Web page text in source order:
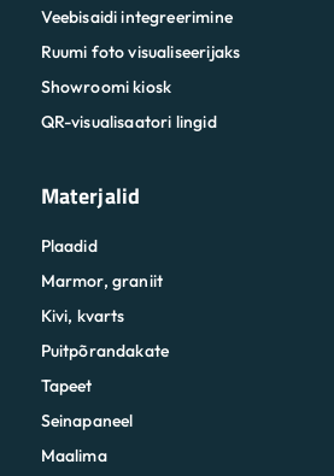
Veebisaidi integreerimine
Ruumi foto visualiseerijaks
Showroomi kiosk
QR-visualisaatori lingid
Materjalid
Plaadid
Marmor, graniit
Kivi, kvarts
Puitpõrandakate
Tapeet
Seinapaneel
Maalima